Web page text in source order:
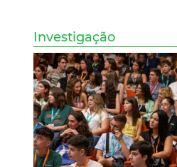
Investigação